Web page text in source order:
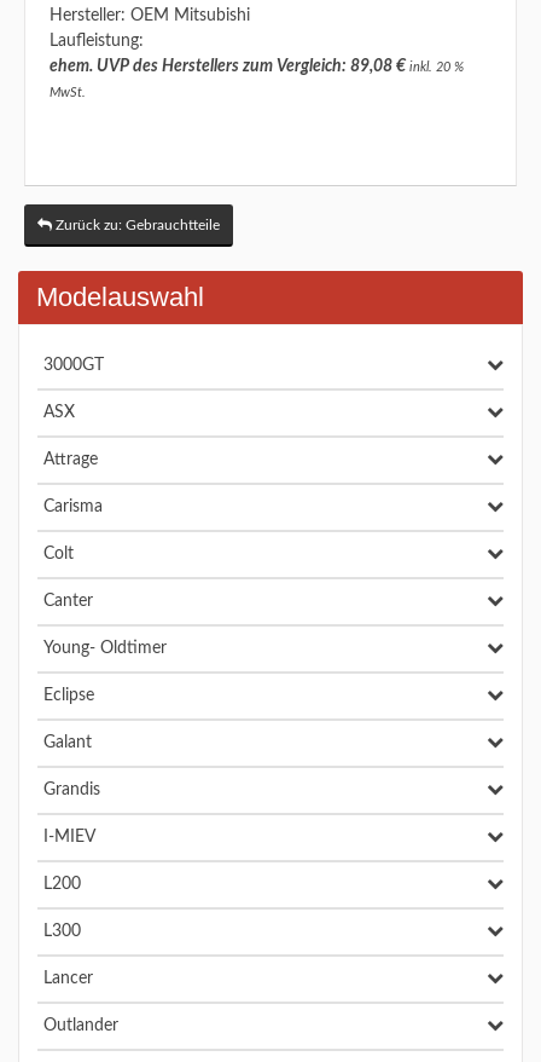
Hersteller: OEM Mitsubishi
Laufleistung:
ehem. UVP des Herstellers zum Vergleich: 89,08 € inkl. 20 %
MwSt.
Zurück zu: Gebrauchtteile
Modelauswahl
3000GT
ASX
Attrage
Carisma
Colt
Canter
Young- Oldtimer
Eclipse
Galant
Grandis
I-MIEV
L200
L300
Lancer
Outlander